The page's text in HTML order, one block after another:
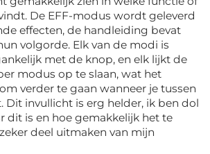
De EFF-modus wordt geleverd
effecten, de handleiding bevat
volgorde. Elk van de modi is
met de knop, en elk lijkt de
modus op te slaan, wat het
verder te gaan wanneer je tussen
Dit invullicht is erg helder, ik ben dol
dit is en hoe gemakkelijk het te
deel uitmaken van mijn